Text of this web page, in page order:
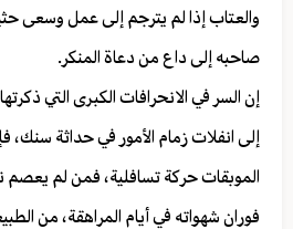
والعتاب إذا لم يترجم إلى عمل وسعى
صاحبه إلى داع من دعاة المنكر.
إن السر في الانحرافات الكبرى التي
إلى انفلات زمام الأمور في حداثة سنك،
الموبقات حركة تسافلية، فمن لم يعصم
فوران شهواته في أيام المراهقة، من